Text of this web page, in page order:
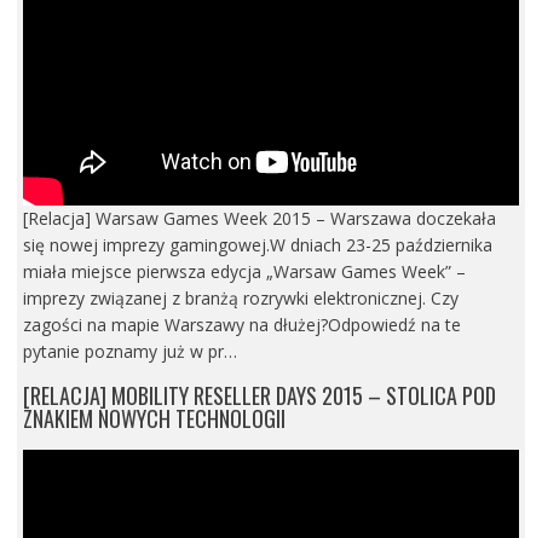
[Relacja] Warsaw Games Week 2015 – Warszawa doczekała
się nowej imprezy gamingowej.W dniach 23-25 października
miała miejsce pierwsza edycja „Warsaw Games Week” –
imprezy związanej z branżą rozrywki elektronicznej. Czy
zagości na mapie Warszawy na dłużej?Odpowiedź na te
pytanie poznamy już w pr…
[RELACJA] MOBILITY RESELLER DAYS 2015 – STOLICA POD
ZNAKIEM NOWYCH TECHNOLOGII